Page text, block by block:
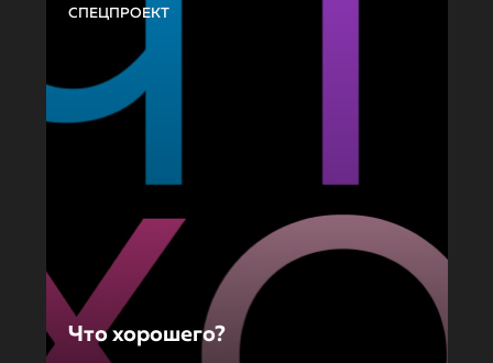
СПЕЦПРОЕКТ
Что хорошего?